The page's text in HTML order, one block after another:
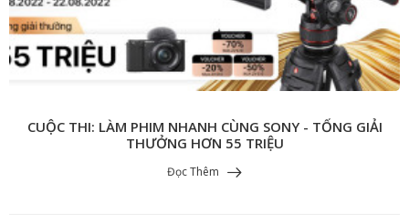
CUỘC THI: LÀM PHIM NHANH CÙNG SONY - TỔNG GIẢI
THƯỞNG HƠN 55 TRIỆU
Đọc Thêm